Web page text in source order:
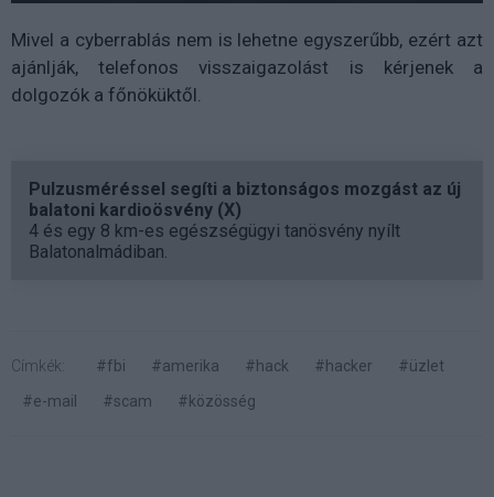
Mivel a cyberrablás nem is lehetne egyszerűbb, ezért azt
ajánlják, telefonos visszaigazolást is kérjenek a
dolgozók a főnöküktől.
Pulzusméréssel segíti a biztonságos mozgást az új
balatoni kardioösvény (X)
4 és egy 8 km-es egészségügyi tanösvény nyílt
Balatonalmádiban.
Címkék: #fbi #amerika #hack #hacker
#üzlet
#e-mail
#scam #közösség